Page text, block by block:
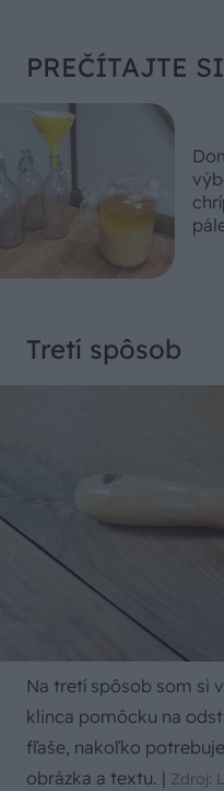
PREČÍTAJTE
Tretí spôsob
Na tretí spôsob som si
klinca pomôcku na
fľaše, nakoľko
obrázka a textu. | Zdroj: